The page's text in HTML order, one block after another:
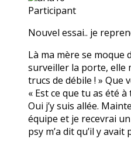
Participant
Nouvel essai.. je
Là ma mère se moque
surveiller la porte, elle
trucs de débile ! » Que
« Est ce que tu as été
Oui j’y suis allée.
équipe et je recevrai
psy m’a dit qu’il y